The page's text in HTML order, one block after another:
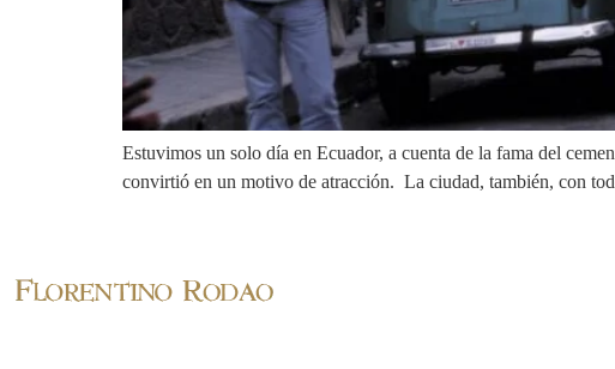
Estuvimos un solo día en Ecuador, a cuenta de la fama del
convirtió en un motivo de atracción. La ciudad, también, con